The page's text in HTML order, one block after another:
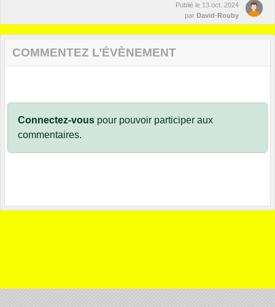
Publié le 13 oct. 2024
par David-Rouby
COMMENTEZ L’ÉVÈNEMENT
Connectez-vous pour pouvoir participer aux
commentaires.